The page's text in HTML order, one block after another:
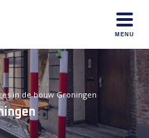
MENU
in de bouw Groningen